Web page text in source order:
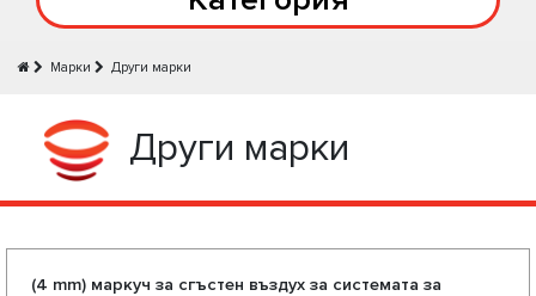
Марки Други марки
Други марки
(4 mm) маркуч за сгъстен въздух за системата за